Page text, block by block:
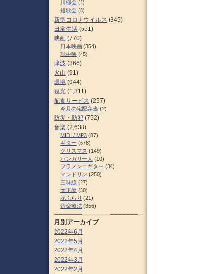
川柳会 (1)
短歌会 (8)
新型コロナウイルス (345)
日常生活 (651)
映画 (770)
日本映画 (354)
現中映 (45)
津波 (366)
火山 (91)
環境 (944)
観光 (1,311)
配食サービス (257)
今月の宅配弁当 (2)
防災・防犯 (752)
音楽 (2,638)
MIDI / MP3 (87)
ギター (678)
クリスマス (149)
ハンガリー人 (10)
フラメンコギター (34)
マンドリン (250)
三味線 (27)
大正琴 (30)
花ふらり (21)
音楽療法 (356)
月別アーカイブ
2022年6月
2022年5月
2022年4月
2022年3月
2022年2月